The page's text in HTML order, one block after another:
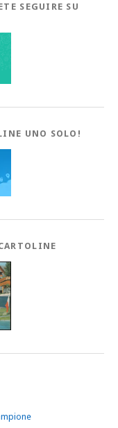
SEGUIRE SU
UNO SOLO!